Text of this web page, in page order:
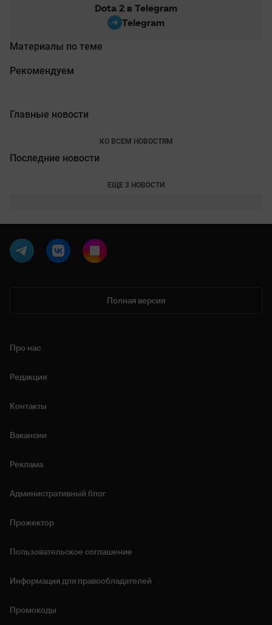
Dota 2 в Telegram
Telegram
Материалы по теме
Рекомендуем
Главные новости
КО ВСЕМ НОВОСТЯМ
Последние новости
ЕЩЕ 3 НОВОСТИ
Полная версия
Про нас
Редакция
Контакты
Вакансии
Реклама
Административный блог
Прожектор
Пользовательское соглашение
Информация для правообладателей
Промокоды